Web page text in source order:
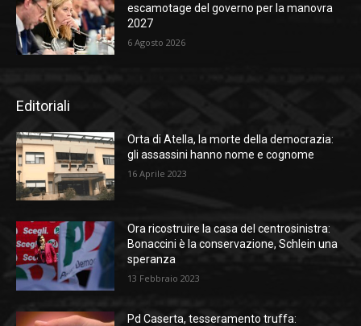
escamotage del governo per la manovra
2027
6 Agosto 2026
Editoriali
Orta di Atella, la morte della democrazia:
gli assassini hanno nome e cognome
16 Aprile 2023
Ora ricostruire la casa del centrosinistra:
Bonaccini è la conservazione, Schlein una
speranza
13 Febbraio 2023
Pd Caserta, tesseramento truffa: